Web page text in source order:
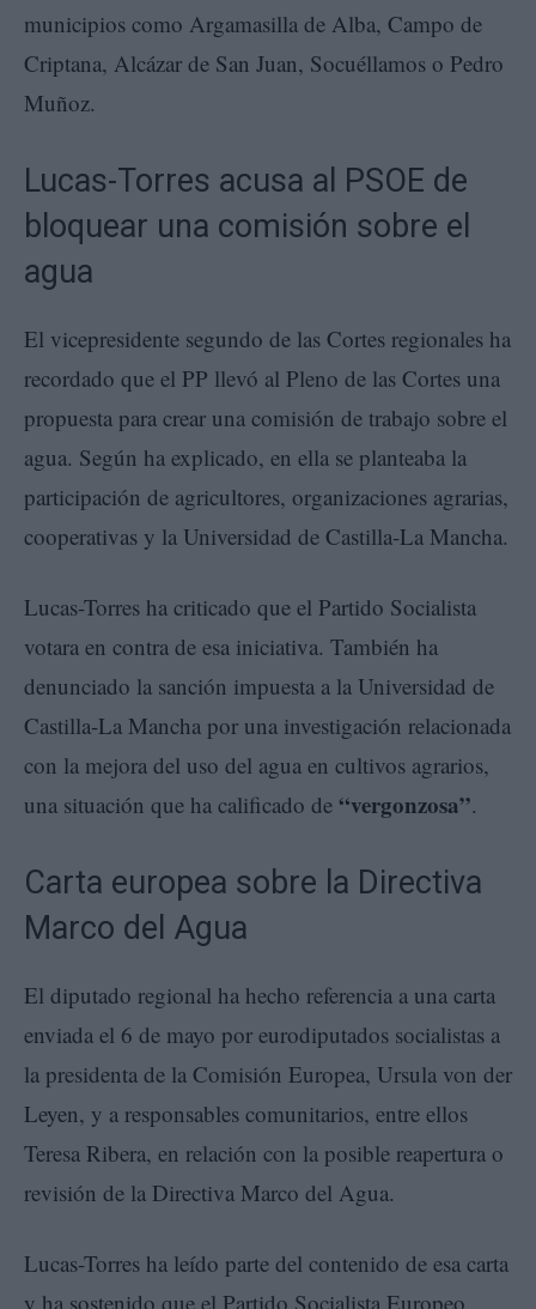
municipios como Argamasilla de Alba, Campo de
Criptana, Alcázar de San Juan, Socuéllamos o Pedro
Muñoz.
Lucas-Torres acusa al PSOE de
bloquear una comisión sobre el
agua
El vicepresidente segundo de las Cortes regionales ha
recordado que el PP llevó al Pleno de las Cortes una
propuesta para crear una comisión de trabajo sobre el
agua. Según ha explicado, en ella se planteaba la
participación de agricultores, organizaciones agrarias,
cooperativas y la Universidad de Castilla-La Mancha.
Lucas-Torres ha criticado que el Partido Socialista
votara en contra de esa iniciativa. También ha
denunciado la sanción impuesta a la Universidad de
Castilla-La Mancha por una investigación relacionada
con la mejora del uso del agua en cultivos agrarios,
una situación que ha calificado de “vergonzosa”.
Carta europea sobre la Directiva
Marco del Agua
El diputado regional ha hecho referencia a una carta
enviada el 6 de mayo por eurodiputados socialistas a
la presidenta de la Comisión Europea, Ursula von der
Leyen, y a responsables comunitarios, entre ellos
Teresa Ribera, en relación con la posible reapertura o
revisión de la Directiva Marco del Agua.
Lucas-Torres ha leído parte del contenido de esa carta
y ha sostenido que el Partido Socialista Europeo